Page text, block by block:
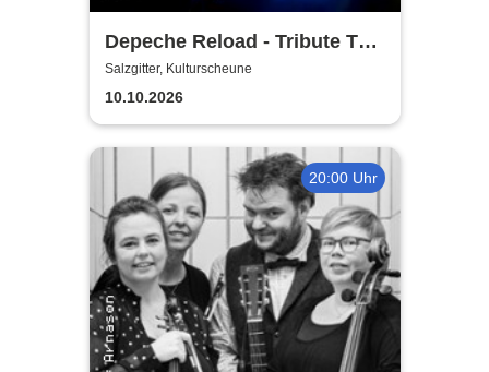
Depeche Reload - Tribute To
Depeche Mode
Salzgitter, Kulturscheune
10.10.2026
20:00 Uhr